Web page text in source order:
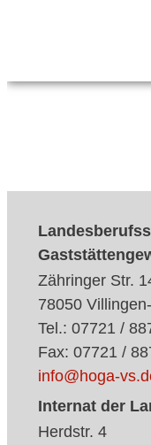
Zähringer Str.
78050
Tel.: 07721 /
Fax: 07721 /
info@hoga-
Internat der
Herdstr. 4